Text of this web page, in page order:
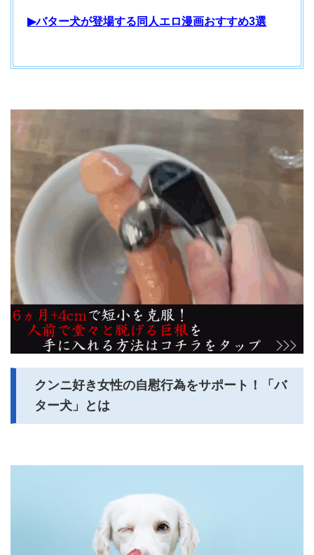
▶バター犬が登場する同人エロ漫画おすすめ3選
クンニ好き女性の自慰行為をサポート！「バ
ター犬」とは